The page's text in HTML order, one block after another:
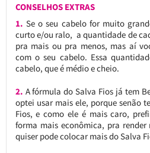
CONSELHOS EXTRAS
1. Se o seu cabelo for muito
curto e/ou ralo, a quantidade de
pra mais ou pra menos, mas aí
com o seu cabelo. Essa
cabelo, que é médio e cheio.
2. A fórmula do Salva Fios já tem
optei usar mais ele, porque senão
Fios, e como ele é mais caro,
forma mais econômica, pra render
quiser pode colocar mais do Salva